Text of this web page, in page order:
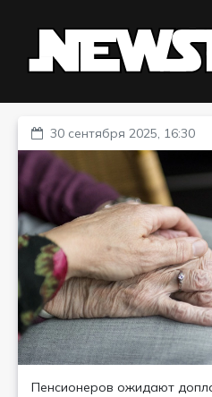
30 сентября 2025, 16:30
Пенсионеров ожидают